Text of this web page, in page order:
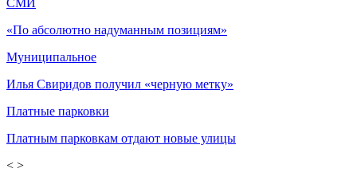
«По абсолютно надуманным позициям»
Муниципальное
Илья Свиридов получил «черную метку»
Платные парковки
Платным парковкам отдают новые улицы
< >